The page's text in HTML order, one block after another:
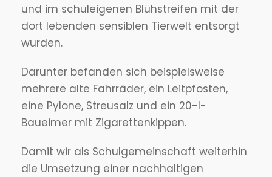
und im schuleigenen Blühstreifen mit der
dort lebenden sensiblen Tierwelt entsorgt
wurden.
Darunter befanden sich beispielsweise
mehrere alte Fahrräder, ein Leitpfosten,
eine Pylone, Streusalz und ein 20-l-
Baueimer mit Zigarettenkippen.
Damit wir als Schulgemeinschaft weiterhin
die Umsetzung einer nachhaltigen